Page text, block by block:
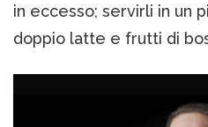
in eccesso; servirli in un
doppio latte e frutti di